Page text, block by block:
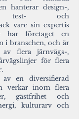
hanterar design-,
, test- och
vare sin expertis
har företaget en
i branschen, och är
flera järnvägs-,
för flera
en diversifierad
verkar inom flera
gästfrihet och
kulturarv och